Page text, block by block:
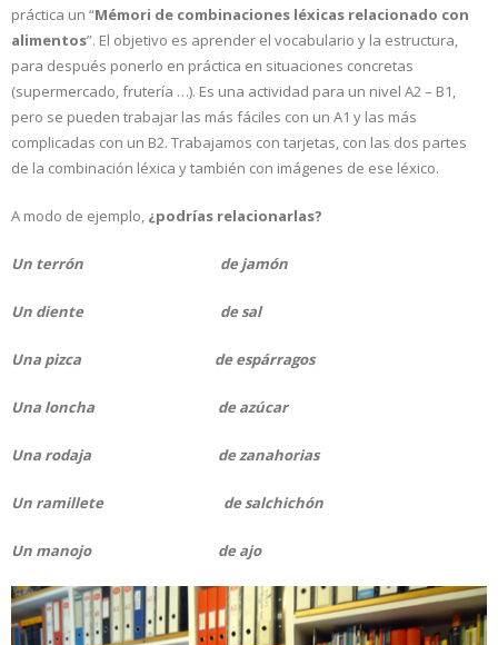
práctica un “Mémori de combinaciones léxicas relacionado con
alimentos”. El objetivo es aprender el vocabulario y la estructura,
para después ponerlo en práctica en situaciones concretas
(supermercado, frutería …). Es una actividad para un nivel A2 – B1,
pero se pueden trabajar las más fáciles con un A1 y las más
complicadas con un B2. Trabajamos con tarjetas, con las dos partes
de la combinación léxica y también con imágenes de ese léxico.
A modo de ejemplo, ¿podrías relacionarlas?
Un terrón de jamón
Un diente de sal
Una pizca de espárragos
Una loncha de azúcar
Una rodaja de zanahorias
Un ramillete de salchichón
Un manojo de ajo